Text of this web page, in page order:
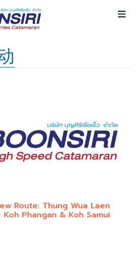
Route: Thung Wua Laen
Phangan & Koh Samui